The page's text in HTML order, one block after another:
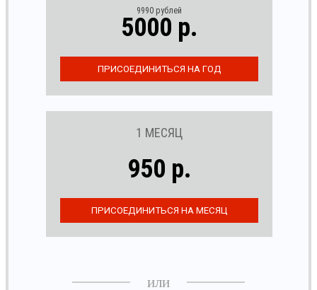
9990 рублей
5000 р.
1 МЕСЯЦ
950 р.